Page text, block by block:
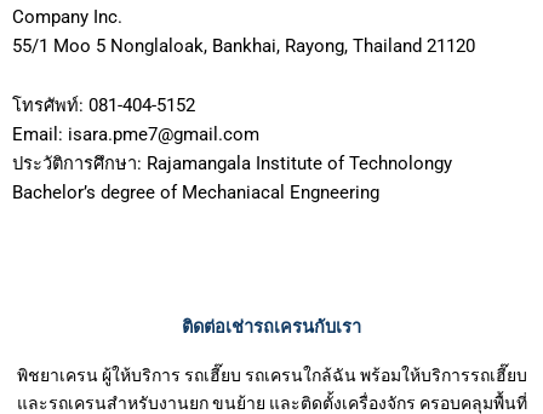
Company Inc.
55/1 Moo 5 Nonglaloak, Bankhai, Rayong, Thailand 21120
โทรศัพท์: 081-404-5152
Email: isara.pme7@gmail.com
ประวัติการศึกษา: Rajamangala Institute of Technolongy
Bachelor’s degree of Mechaniacal Engneering
ติดต่อเช่ารถเครนกับเรา
พิชยาเครน ผู้ให้บริการ รถเฮี๊ยบ รถเครนใกล้ฉัน พร้อมให้บริการรถเฮี๊ยบ
และรถเครนสำหรับงานยก ขนย้าย และติดตั้งเครื่องจักร ครอบคลุมพื้นที่